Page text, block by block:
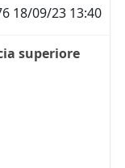
18/09/23 13:40
superiore